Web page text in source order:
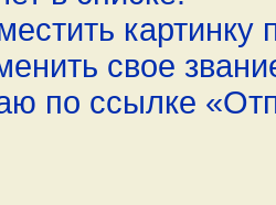
свое
по ссылке